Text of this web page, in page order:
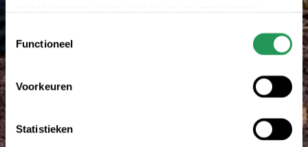
Functioneel
Voorkeuren
Statistieken